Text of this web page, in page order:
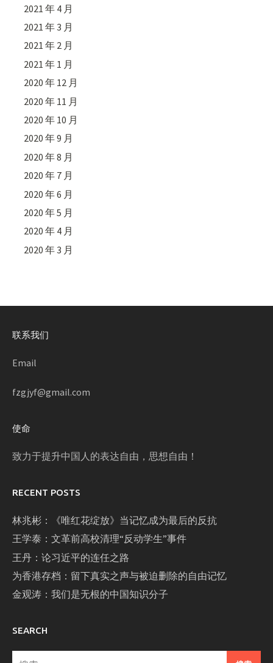
2021 年 4 月
2021 年 3 月
2021 年 2 月
2021 年 1 月
2020 年 12 月
2020 年 11 月
2020 年 10 月
2020 年 9 月
2020 年 8 月
2020 年 7 月
2020 年 6 月
2020 年 5 月
2020 年 4 月
2020 年 3 月
联系我们
Email
fzgjyf@gmail.com
使命
致力于提升中国人的表达自由，思想自由！
RECENT POSTS
林兆彬：《唯红花绽放》当记忆成为最后的反抗
王学泰：文革前高校清理“反动学生”事件
王丹：论习近平的连任之路
为香港存档：留下真实之声与被迫删除的自由记忆
金观涛：我们是无根的中国知识分子
SEARCH
搜